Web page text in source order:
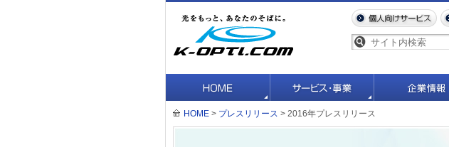
HOME > プレスリリース > 2016年プレスリリース